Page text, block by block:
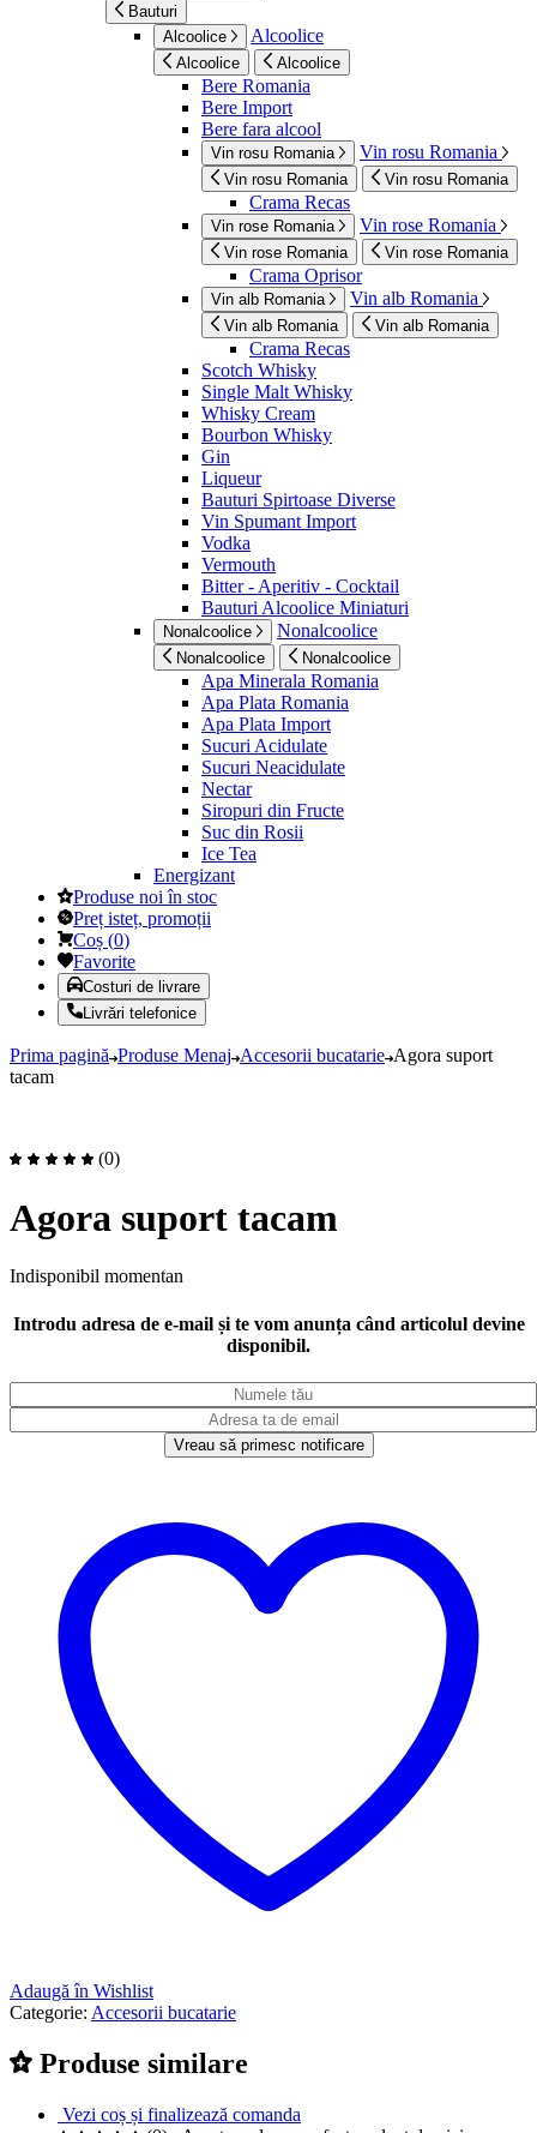
Bauturi
Alcoolice
Alcoolice
Alcoolice Alcoolice
Bere Romania
Bere Import
Bere fara alcool
Vin rosu Romania Vin rosu Romania
Vin rosu Romania Vin rosu Romania
Crama Recas
Vin rose Romania Vin rose Romania
Vin rose Romania Vin rose Romania
Crama Oprisor
Vin alb Romania Vin alb Romania
Vin alb Romania Vin alb Romania
Crama Recas
Scotch Whisky
Single Malt Whisky
Whisky Cream
Bourbon Whisky
Gin
Liqueur
Bauturi Spirtoase Diverse
Vin Spumant Import
Vodka
Vermouth
Bitter - Aperitiv - Cocktail
Bauturi Alcoolice Miniaturi
Nonalcoolice Nonalcoolice
Nonalcoolice Nonalcoolice
Apa Minerala Romania
Apa Plata Romania
Apa Plata Import
Sucuri Acidulate
Sucuri Neacidulate
Nectar
Siropuri din Fructe
Suc din Rosii
Ice Tea
Energizant
Produse noi în stoc
Preț isteț, promoții
Coș (0)
Favorite
Costuri de livrare
Livrări telefonice
Prima pagină Produse Menaj Accesorii bucatarie Agora suport
tacam
(0)
Agora suport tacam
Indisponibil momentan
Introdu adresa de e-mail și te vom anunța când articolul devine
disponibil.
Vreau să primesc notificare
Adaugă în Wishlist
Categorie: Accesorii bucatarie
Produse similare
Vezi coș și finalizează comanda